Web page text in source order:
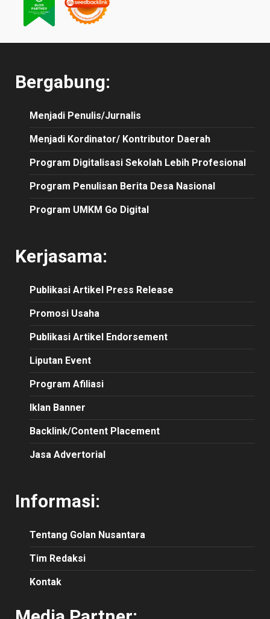
Bergabung:
Menjadi Penulis/Jurnalis
Menjadi Kordinator/ Kontributor Daerah
Program Digitalisasi Sekolah Lebih Profesional
Program Penulisan Berita Desa Nasional
Program UMKM Go Digital
Kerjasama:
Publikasi Artikel Press Release
Promosi Usaha
Publikasi Artikel Endorsement
Liputan Event
Program Afiliasi
Iklan Banner
Backlink/Content Placement
Jasa Advertorial
Informasi:
Tentang Golan Nusantara
Tim Redaksi
Kontak